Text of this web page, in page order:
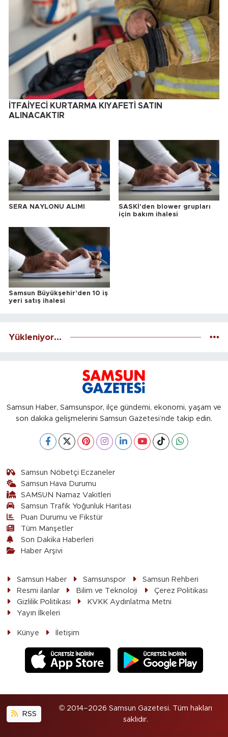
İTFAİYECİ KURTARMA KIYAFETİ SATIN
ALINACAKTIR
SERA NAYLONU ALIMI
SASKİ'den blower grupları
için bakım ihalesi
Samsun Büyükşehir'den 10 iş
yeri satış ihalesi
Yükleniyor...
Samsun Haber, Samsunspor, ilçe gündemi, ekonomi, yaşam ve
son dakika gelişmelerini Samsun Gazetesi’nde takip edin.
Samsun Nöbetçi Eczaneler
Samsun Hava Durumu
SAMSUN Namaz Vakitleri
Samsun Trafik Yoğunluk Haritası
Puan Durumu ve Fikstür
Tüm Manşetler
Son Dakika Haberleri
Haber Arşivi
Samsun Haber Samsunspor
Samsun Rehberi
Resmi ilanlar
Bilim ve Teknoloji
Çerez Politikası
Gizlilik Politikası
KVKK Aydınlatma Metni
Yayın İlkeleri
Künye İletişim
RSS
© 2014–2026 Samsun Gazetesi. Tüm hakları
saklıdır.